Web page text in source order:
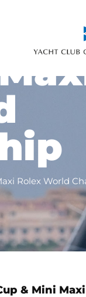
Rolex World
& Mini